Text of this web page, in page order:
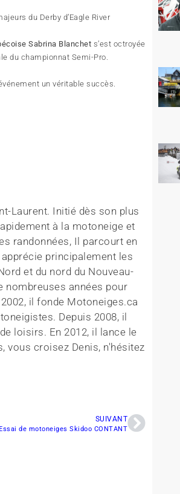
du Derby d’Eagle River
Sabrina Blanchet s’est octroyée
du championnat Semi-Pro.
un véritable succès.
Laurent. Initié dès son plus
à la motoneige et
randonnées, Il parcourt en
principalement les
et du nord du Nouveau-
nombreuses années pour
il fonde Motoneiges.ca
Depuis 2008, il
loisirs. En 2012, il lance le
vous croisez Denis, n'hésitez
SUIVANT
Essai de motoneiges Skidoo CONTANT